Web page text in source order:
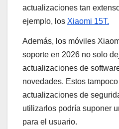
actualizaciones tan
ejemplo, los Xiaomi 15T.
Además, los móviles
soporte en 2026 no solo
actualizaciones de
novedades. Estos
actualizaciones de
utilizarlos podría suponer
para el usuario.